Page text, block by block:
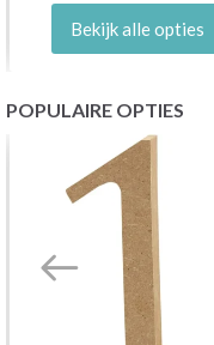
Bekijk alle opties
POPULAIRE OPTIES